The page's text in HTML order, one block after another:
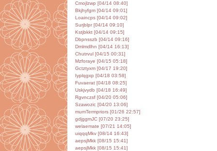
Cmojlzwp [04/14 08:40]
Bkjhyfgm [04/14 09:01]
Loaincps [04/14 09:02]
Surjblpr [04/14 09:10]
Kstjbkkt [04/14 09:15]
Dbpnsszb [04/14 09:16]
Dmlmdlhn [04/14 16:13]
Chutrvul [04/15 00:31]
Mzforaye [04/15 05:18]
Gctztyxm [04/17 19:20]
Iyplqgxp [04/18 03:58]
Fuvaerat [04/18 08:25]
Uskjvydb [04/18 16:49]
Rgvnczsf [04/20 05:06]
Szawozic [04/20 13:06]
mumTermpriors [01/26 22:57]
gdjggmJC [07/20 23:25]
welaemate [07/21 14:05]
uiqqqMkv [08/14 16:43]
aepsjMkk [08/15 15:41]
aepsjMkk [08/15 15:41]